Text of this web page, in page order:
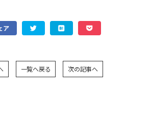
アクセス
のお問い合わせはこちら
ア
一覧へ戻る 次の記事へ